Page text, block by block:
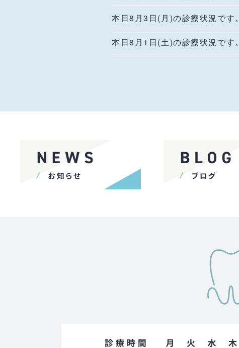
本日8月3日(月)の診療状況です。
本日8月1日(土)の診療状況です。